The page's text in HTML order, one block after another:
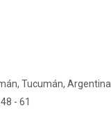
Tucumán, Argentina
- 61